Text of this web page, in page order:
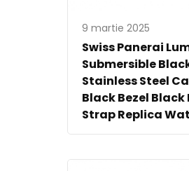
9 martie 2025
Swiss Panerai
Submersible
Stainless Steel
Black Bezel Black
Strap Replica